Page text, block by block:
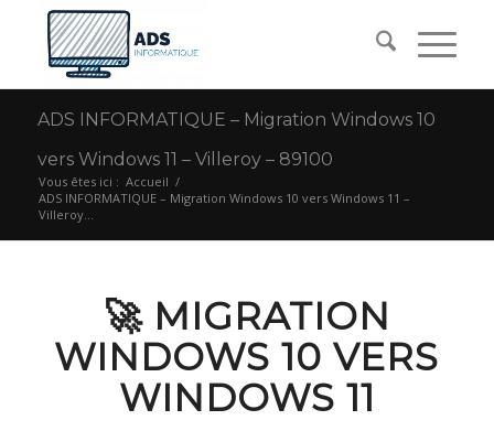
ADS INFORMATIQUE – Migration Windows 10
vers Windows 11 – Villeroy – 89100
Vous êtes ici : Accueil /
ADS INFORMATIQUE – Migration Windows 10 vers Windows 11 –
Villeroy...
🚀 MIGRATION
WINDOWS 10 VERS
WINDOWS 11